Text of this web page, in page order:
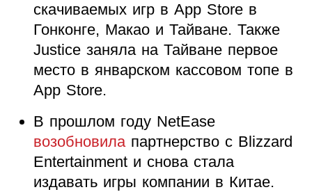
скачиваемых игр в App Store в
Гонконге, Макао и Тайване. Также
Justice заняла на Тайване первое
место в январском кассовом топе в
App Store.
В прошлом году NetEase
возобновилапартнерство с Blizzard
Entertainment и снова стала
издавать игры компании в Китае.